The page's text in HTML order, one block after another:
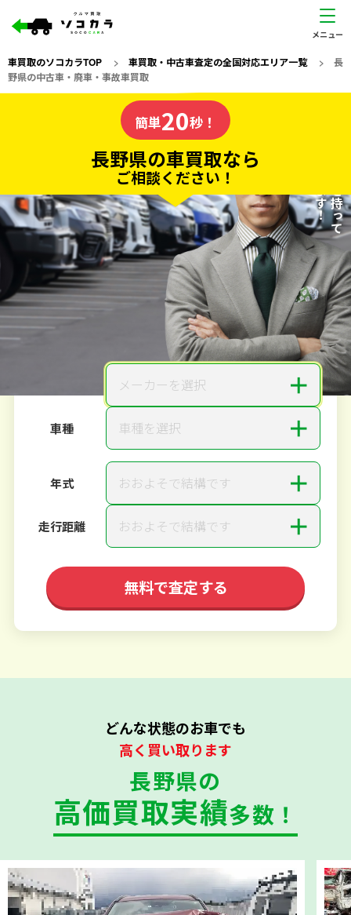
車買取のソコカラTOP > 車買取・中古車査定の全国対応エリア一覧> 長
野県の中古車・廃車・事故車買取
の車買取なら
ソコカラの
電話か出張か、高い方の査定を提案。
だから高価買取!
私たちが責任を持って
査定いたします！
簡単20秒！
長野県の車買取なら
ご相談ください！
20秒で入力完了！
無料で カンタンWeb査定
ご依頼いただいたお車を丁寧に査定いたします
メーカーを選択 ＋
車種 車種を選択 ＋
年式 おおよそで結構です ＋
走行距離 おおよそで結構です ＋
無料で査定する
どんな状態のお車でも
高く買い取ります
長野県の
高価買取実績多数！